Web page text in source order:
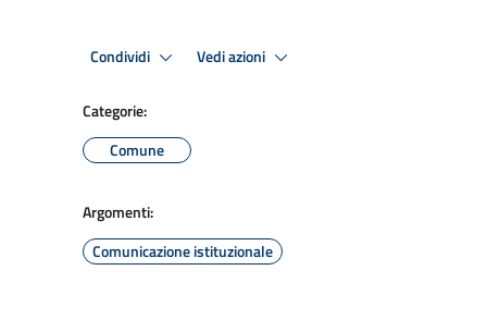
Condividi Vedi azioni
Categorie:
Comune
Argomenti:
Comunicazione istituzionale